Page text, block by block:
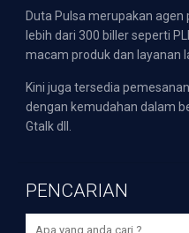
Duta Pulsa merupakan
lebih dari 300 biller seperti
macam produk dan layanan
Kini juga tersedia
dengan kemudahan dalam
Gtalk dll.
PENCARIAN